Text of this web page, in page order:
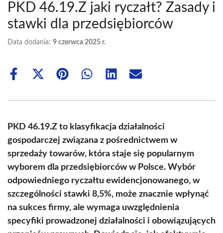
PKD 46.19.Z jaki ryczałt? Zasady i
stawki dla przedsiębiorców
Data dodania: 9 czerwca 2025 r.
Share
Share
(Twitter)
Share Share Share Share
PKD 46.19.Z to klasyfikacja działalności
gospodarczej związana z pośrednictwem w
sprzedaży towarów, która staje się popularnym
wyborem dla przedsiębiorców w Polsce. Wybór
odpowiedniego ryczałtu ewidencjonowanego, w
szczególności stawki 8,5%, może znacznie wpłynąć
na sukces firmy, ale wymaga uwzględnienia
specyfiki prowadzonej działalności i obowiązujących